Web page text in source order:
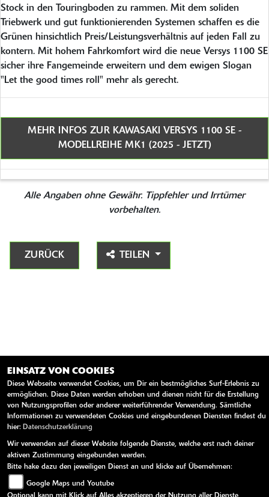
Stock in den Touringboden zu rammen. Mit dem soliden
Triebwerk und gut funktionierenden Systemen schaffen es die
Grünen hinsichtlich Preis/Leistungsverhältnis auf jeden Fall zu
kontern. Mit hohem Fahrkomfort wird die neue Versys 1100 SE
sicher ihre Fangemeinde erweitern und dem ewigen Slogan
"Let the good times roll" mehr als gerecht.
MEHR INFOS ZUR KAWASAKI VERSYS 1100 SE -
MODELLREIHE MK1 (2025 - JETZT)
Alle Angaben ohne Gewähr. Tippfehler und Irrtümer
vorbehalten.
ZURÜCK TEILEN
AGB Impressum Datenschutz Disclaimer Barrierefreiheit
EINSATZ VON COOKIES
Diese Webseite verwendet Cookies, um Dir ein bestmögliches Surf-Erlebnis zu
ermöglichen. Diese Daten werden erhoben und dienen nicht für die Erstellung
von Nutzungsprofilen oder anderer weiterführender Verwendung. Sämtliche
Informationen zu verwendeten Cookies und eingebundenen Diensten findest du
hier: Datenschutzerklärung
Wir verwenden auf dieser Website folgende Dienste, welche erst nach deiner
aktiven Zustimmung eingebunden werden.
Bitte hake dazu den jeweiligen Dienst an und klicke auf Übernehmen:
Google Maps und Youtube